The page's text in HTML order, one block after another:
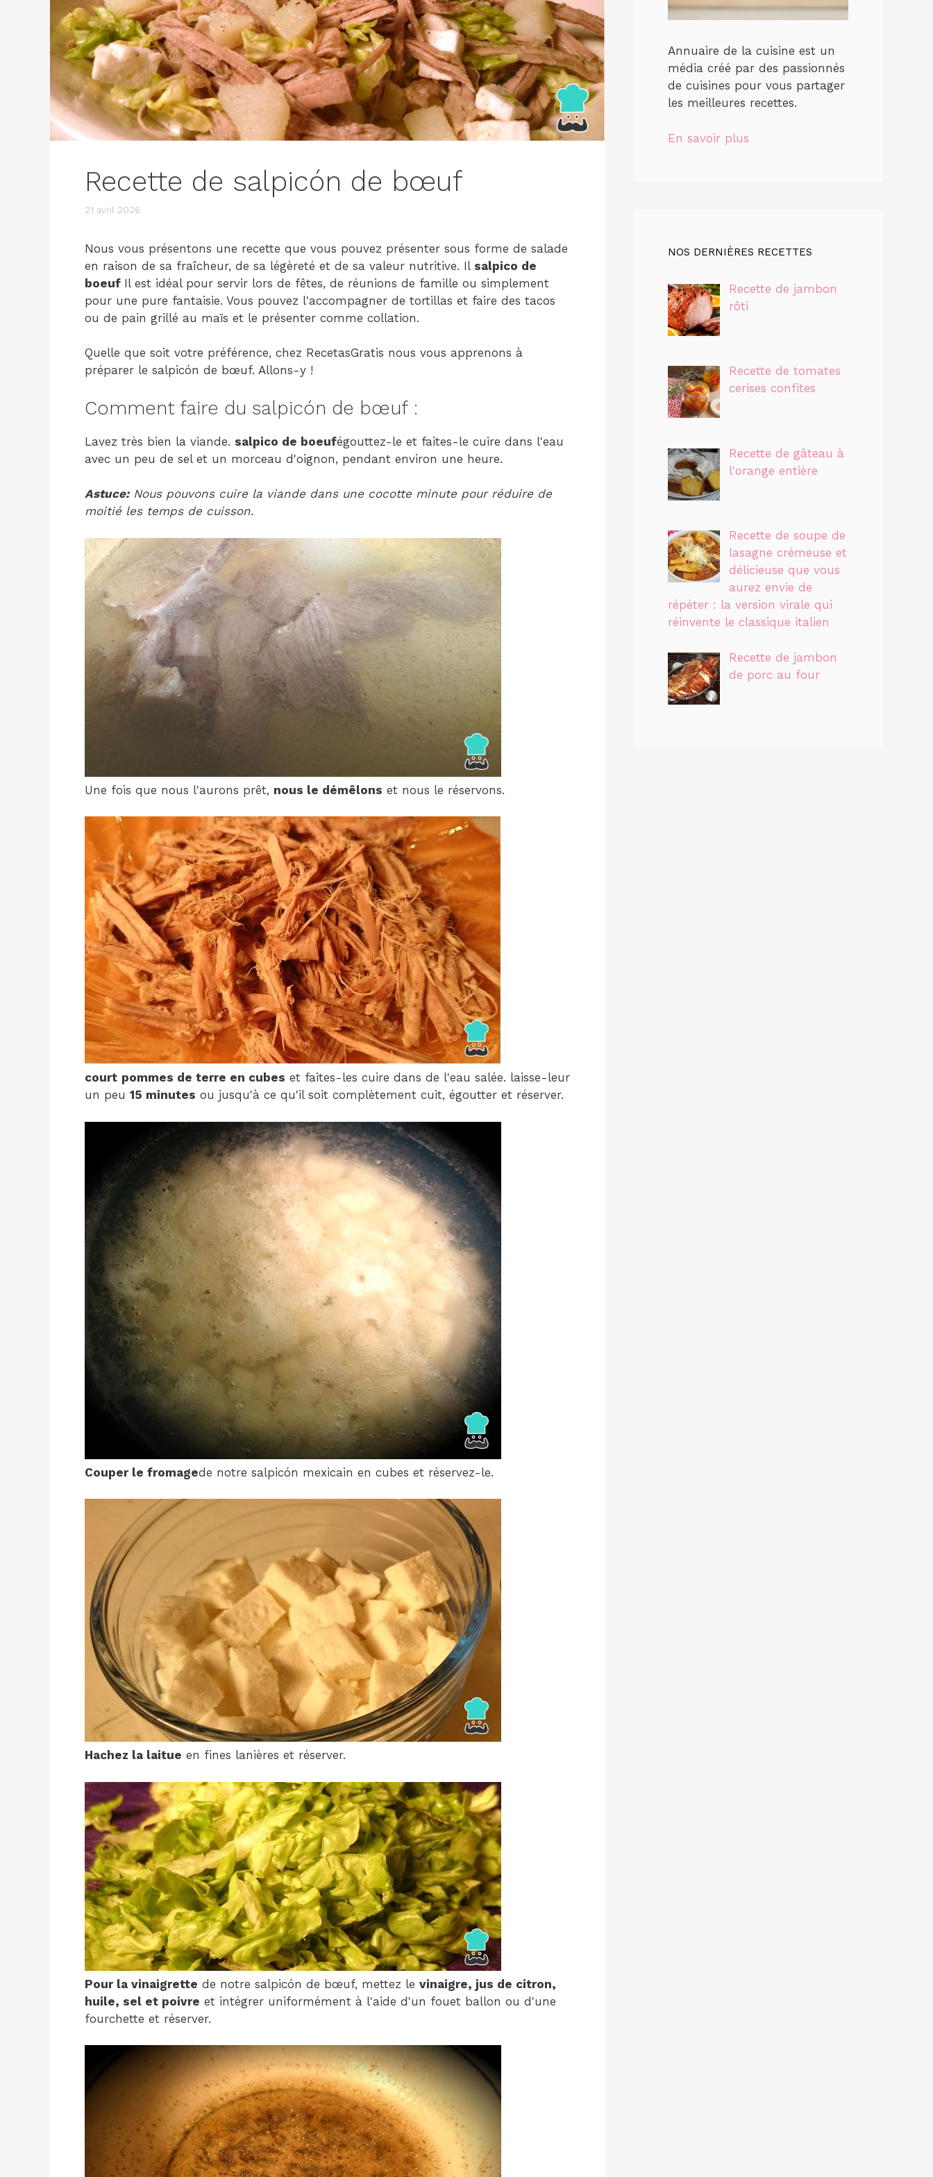
Recette de salpicón de bœuf
21 avril 2026
Nous vous présentons une recette que vous pouvez présenter sous forme de salade
en raison de sa fraîcheur, de sa légèreté et de sa valeur nutritive. Il salpico de
boeuf Il est idéal pour servir lors de fêtes, de réunions de famille ou simplement
pour une pure fantaisie. Vous pouvez l'accompagner de tortillas et faire des tacos
ou de pain grillé au maïs et le présenter comme collation.
Quelle que soit votre préférence, chez RecetasGratis nous vous apprenons à
préparer le salpicón de bœuf. Allons-y !
Comment faire du salpicón de bœuf :
Lavez très bien la viande. salpico de boeufégouttez-le et faites-le cuire dans l'eau
avec un peu de sel et un morceau d'oignon, pendant environ une heure.
Astuce:Nous pouvons cuire la viande dans une cocotte minute pour réduire de
moitié les temps de cuisson.
Une fois que nous l'aurons prêt, nous le démêlons et nous le réservons.
court pommes de terre en cubes et faites-les cuire dans de l'eau salée. laisse-leur
un peu 15 minutes ou jusqu'à ce qu'il soit complètement cuit, égoutter et réserver.
Couper le fromagede notre salpicón mexicain en cubes et réservez-le.
Hachez la laitue en fines lanières et réserver.
Pour la vinaigrette de notre salpicón de bœuf, mettez le vinaigre, jus de citron,
huile, sel et poivre et intégrer uniformément à l'aide d'un fouet ballon ou d'une
fourchette et réserver.
Annuaire de la cuisine est un
média créé par des passionnés
de cuisines pour vous partager
les meilleures recettes.
En savoir plus
NOS DERNIÈRES RECETTES
Recette de jambon
rôti
Recette de tomates
cerises confites
Recette de gâteau à
l'orange entière
Recette de soupe de
lasagne crémeuse et
délicieuse que vous
aurez envie de
répéter : la version virale qui
réinvente le classique italien
Recette de jambon
de porc au four